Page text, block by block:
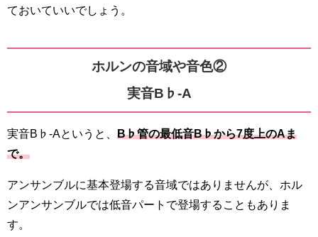
ておいていいでしょう。
ホルンの音域や音色②
実音B♭-A
実音B♭-Aというと、 B♭管の最低音B♭から7度上のAま
で。
アンサンブルに基本登場する音域ではありませんが、 ホル
ンアンサンブルでは低音パートで登場することもありま
す。